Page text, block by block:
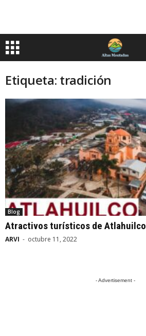
Etiqueta: tradición
Blog
Atractivos turísticos de Atlahuilco
ARVI - octubre 11, 2022
- Advertisement -